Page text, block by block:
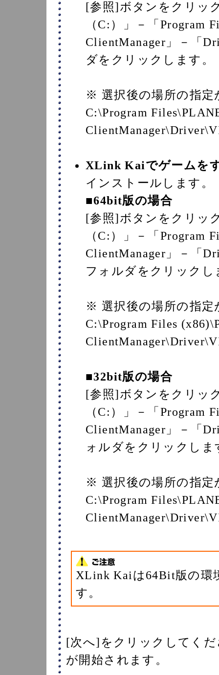
[参照]ボタンをクリッ
（C:）」－「Program
ClientManager」－「
ダをクリックします。
※ 選択後の場所の指定
C:\Program
XLink Kaiでゲームを
インストールします。
■64bit版の場合
[参照]ボタンをクリッ
（C:）」－「Program
ClientManager」－「
フォルダをクリックし
※ 選択後の場所の指定
C:\Program Files
■32bit版の場合
[参照]ボタンをクリッ
（C:）」－「Program
ClientManager」－「
ォルダをクリックしま
※ 選択後の場所の指定
C:\Program
XLink Kaiは64Bit版の環
す。
[次へ]をクリックしてく
が開始されます。